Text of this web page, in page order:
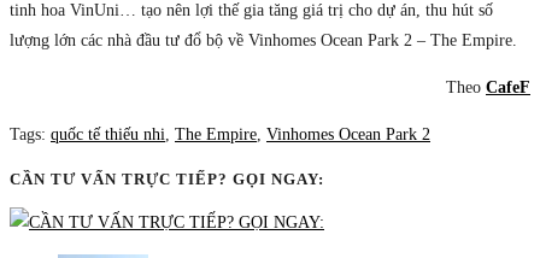
tinh hoa VinUni… tạo nên lợi thế gia tăng giá trị cho dự án, thu hút số
lượng lớn các nhà đầu tư đổ bộ về Vinhomes Ocean Park 2 – The Empire.
Theo CafeF
Tags: quốc tế thiếu nhi, The Empire, Vinhomes Ocean Park 2
CẦN TƯ VẤN TRỰC TIẾP? GỌI NGAY: